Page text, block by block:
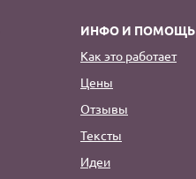
ИНФО И ПОМОЩЬ
Как это работает
Цены
Отзывы
Тексты
Идеи